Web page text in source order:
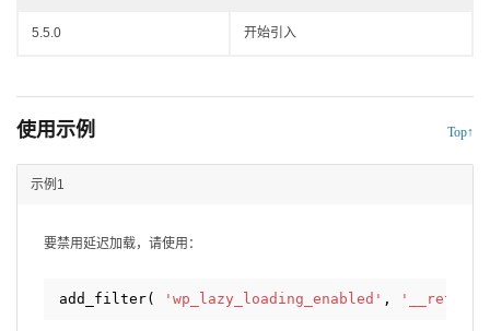
5.5.0 开始引入
使用示例 Top↑
示例1
要禁用延迟加载，请使用：
add_filter( 'wp_lazy_loading_enabled' ,